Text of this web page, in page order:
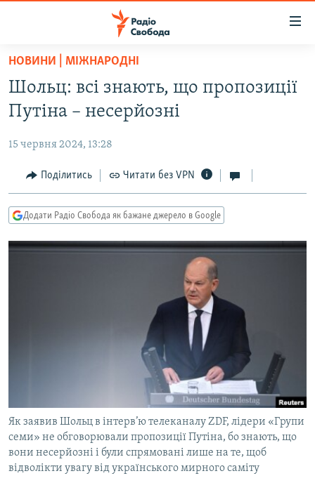
Перейти
основного
матеріалу
Перейти
до
навігації
Перейти
до
ВСЕ ЗА ДОБУ
СТАТТІ
ПОЛІТИКА
ЕКОНОМІКА
КУЛЬТУРА
СПОРТ
ВІЙНА
РОСІЙСЬКА «ФІЛЬТРАЦІЯ»
КРИМ.РЕАЛІЇ
ТИ ЯК?
ПОДКАСТИ
КРИМ РЕАЛІЇ
НОВИНИ | МІЖНАРОДНІ
Шольц: всі знають, що пропозиції
Путіна – несерйозні
15 червня 2024, 13:28
Поділитись Читати без VPN
Додати Радіо Свобода як бажане джерело в Google
Як заявив Шольц в інтерв’ю телеканалу ZDF, лідери «Групи
семи» не обговорювали пропозиції Путіна, бо знають, що
вони несерйозні і були спрямовані лише на те, щоб
відволікти увагу від українського мирного саміту